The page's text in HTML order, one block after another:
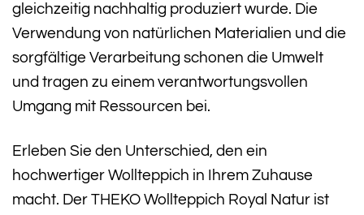
gleichzeitig nachhaltig produziert wurde. Die
Verwendung von natürlichen Materialien und die
sorgfältige Verarbeitung schonen die Umwelt
und tragen zu einem verantwortungsvollen
Umgang mit Ressourcen bei.
Erleben Sie den Unterschied, den ein
hochwertiger Wollteppich in Ihrem Zuhause
macht. Der THEKO Wollteppich Royal Natur ist